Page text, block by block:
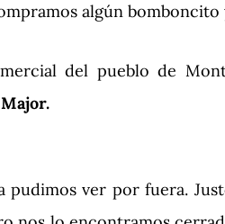
algún
del pueblo de
pudimos ver por fuera.